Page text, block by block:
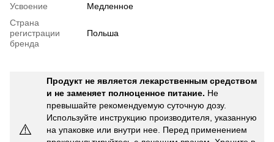
Усвоение
Медленное
Страна
регистрации
бренда
Польша
⚠️
Продукт не является лекарственным средством
и не заменяет полноценное питание. Не
превышайте рекомендуемую суточную дозу.
Используйте инструкцию производителя, указанную
на упаковке или внутри нее. Перед применением